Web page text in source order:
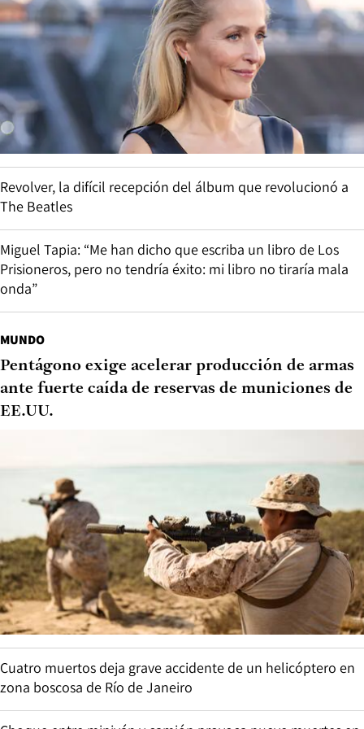
Revolver, la difícil recepción del álbum que revolucionó a
The Beatles
Miguel Tapia: “Me han dicho que escriba un libro de Los
Prisioneros, pero no tendría éxito: mi libro no tiraría mala
onda”
MUNDO
Pentágono exige acelerar producción de armas
ante fuerte caída de reservas de municiones de
EE.UU.
Cuatro muertos deja grave accidente de un helicóptero en
zona boscosa de Río de Janeiro